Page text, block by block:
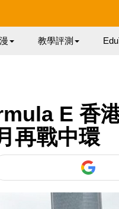
教學評測
E 香
再戰中環